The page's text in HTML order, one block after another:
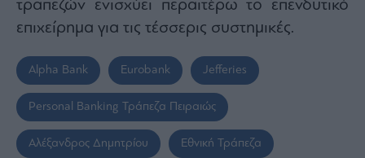
επιχείρημα για τις τέσσερις συστημικές.
Alpha Bank Eurobank Jefferies
Personal Banking Τράπεζα Πειραιώς
Αλέξανδρος Δημητρίου Εθνική Τράπεζα